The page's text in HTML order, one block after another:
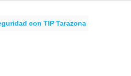
con TIP Tarazona